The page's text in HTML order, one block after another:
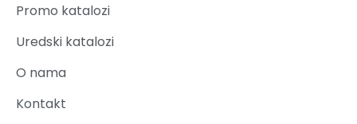
Promo katalozi
Uredski katalozi
O nama
Kontakt